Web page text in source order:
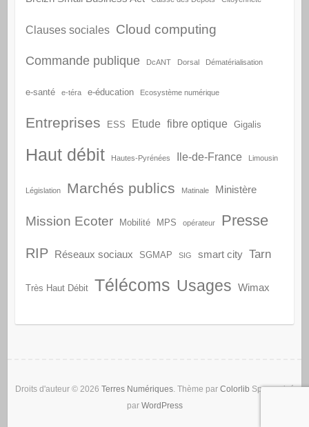
Clauses sociales Cloud computing
Commande publique DcANT Dorsal Dématérialisation
e-santé e-téra e-éducation Ecosystème numérique
Entreprises ESS Etude fibre optique Gigalis
Haut débit Hautes-Pyrénées Ile-de-France Limousin
Législation Marchés publics Matinale Ministère
Mission Ecoter Mobilité MPS opérateur Presse
RIP Réseaux sociaux SGMAP SIG smart city Tarn
Très Haut Débit Télécoms Usages Wimax
Droits d'auteur © 2026 Terres Numériques. Thème par Colorlib Sponsorisé
par WordPress